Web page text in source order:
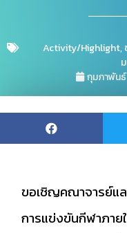
Activity/Highlight,
กุมภาพันธ์
ขอเชิญคณาจารย์แล
การแข่งขันกีฬาภาย